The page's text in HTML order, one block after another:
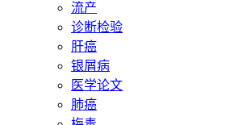
流产
诊断检验
肝癌
银屑病
医学论文
肺癌